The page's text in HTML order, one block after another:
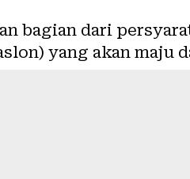
bagian dari
yang akan maju